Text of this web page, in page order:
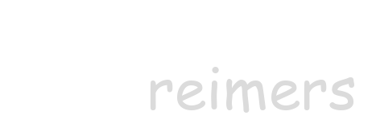
reimers